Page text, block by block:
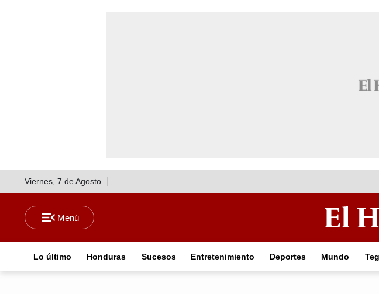
Viernes, 7 de Agosto
Lo último Honduras Sucesos Entretenimiento Deportes Mundo